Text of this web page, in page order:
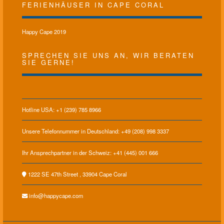
FERIENHÄUSER IN CAPE CORAL
Happy Cape 2019
SPRECHEN SIE UNS AN, WIR BERATEN
SIE GERNE!
Hotline USA: +1 (239) 785 8966
Unsere Telefonnummer in Deutschland: +49 (208) 998 3337
Ihr Ansprechpartner in der Schweiz: +41 (445) 001 666
1222 SE 47th Street , 33904 Cape Coral
info@happycape.com